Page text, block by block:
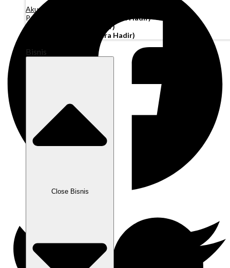
Akun Operasi
Pembiayaan Penagihan
(Segera Hadir)
Modal Kerja
(Segera Hadir)
(Segera Hadir)
Bisnis
Close Bisnis